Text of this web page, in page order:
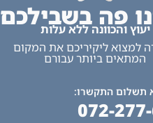
פה בשבילכם
יעוץ והכוונה ללא עלות
למצוא ליקיריכם את המקום
המתאים ביותר עבורם
תשלום התקשרו:
072-